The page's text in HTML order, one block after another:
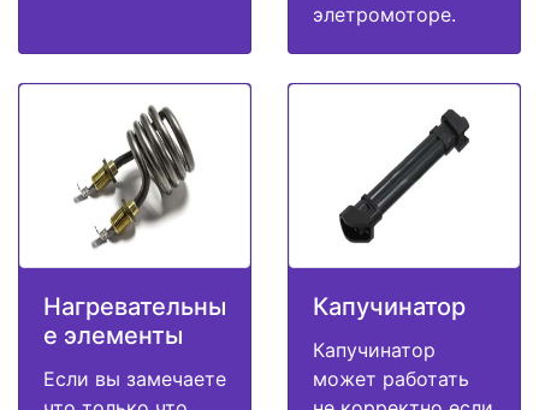
элетромоторе.
Нагревательны
е элементы
Если вы замечаете
Капучинатор
Капучинатор
может работать